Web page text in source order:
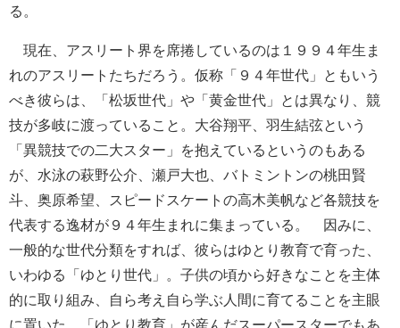
る。
現在、アスリート界を席捲しているのは１９９４年生ま
れのアスリートたちだろう。仮称「９４年世代」ともいう
べき彼らは、「松坂世代」や「黄金世代」とは異なり、競
技が多岐に渡っていること。大谷翔平、羽生結弦という
「異競技での二大スター」を抱えているというのもある
が、水泳の萩野公介、瀬戸大也、バトミントンの桃田賢
斗、奥原希望、スピードスケートの高木美帆など各競技を
代表する逸材が９４年生まれに集まっている。 因みに、
一般的な世代分類をすれば、彼らはゆとり教育で育った、
いわゆる「ゆとり世代」。子供の頃から好きなことを主体
的に取り組み、自ら考え自ら学ぶ人間に育てることを主眼
に置いた、「ゆとり教育」が産んだスーパースターでもあ